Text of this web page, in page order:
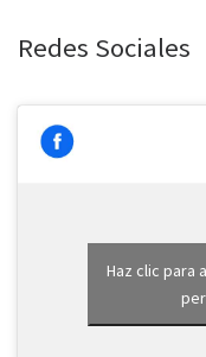
Redes Sociales
Haz clic para